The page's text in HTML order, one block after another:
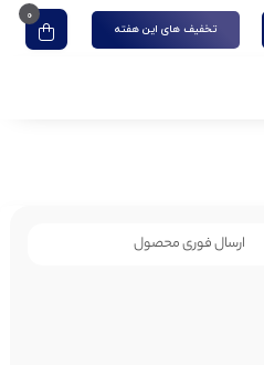
تخفیف های این هفته
0
ارسال فوری محصول